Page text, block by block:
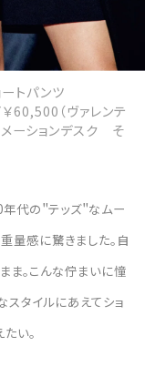
トパンツ
￥60,500（ヴァレンテ
メーションデスク そ
代の＂テッズ＂なムー
量感に驚きました。自
ま。こんな佇まいに憧
スタイルにあえてショ
い。